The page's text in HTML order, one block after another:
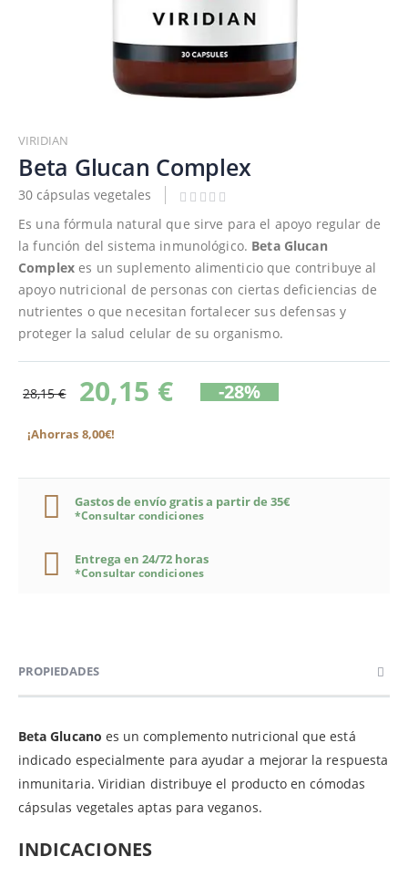
al
comienzo
de
la
galería
imágenes
VIRIDIAN
Beta Glucan Complex
30 cápsulas vegetales
Es una fórmula natural que sirve para el apoyo regular de
la función del sistema inmunológico. Beta Glucan
Complexes un suplemento alimenticio que contribuye al
apoyo nutricional de personas con ciertas deficiencias de
nutrientes o que necesitan fortalecer sus defensas y
proteger la salud celular de su organismo.
28,15 € 20,15 € -28%
¡Ahorras 8,00€!
Gastos de envío gratis a partir de 35€
*Consultar condiciones
Entrega en 24/72 horas
*Consultar condiciones
PROPIEDADES
Beta Glucano es un complemento nutricional que está
indicado especialmente para ayudar a mejorar la respuesta
inmunitaria. Viridian distribuye el producto en cómodas
cápsulas vegetales aptas para veganos.
INDICACIONES